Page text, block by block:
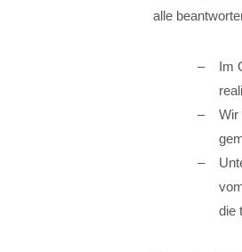
alle
Im
Wir
die